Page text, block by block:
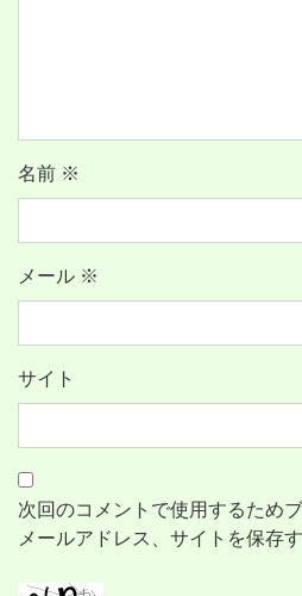
名前 ※
メール ※
サイト
次回のコメントで使用するため
メールアドレス、サイトを保存す